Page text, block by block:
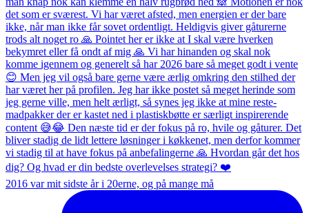
2016 var mit sidste år i 20erne, og på mange må